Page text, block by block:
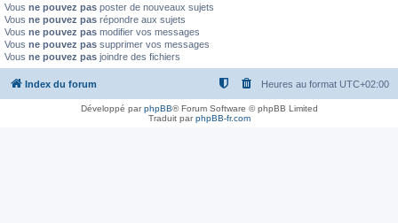
Vous ne pouvez pas poster de nouveaux sujets
Vous ne pouvez pas répondre aux sujets
Vous ne pouvez pas modifier vos messages
Vous ne pouvez pas supprimer vos messages
Vous ne pouvez pas joindre des fichiers
Index du forum Heures au format UTC+02:00
Développé parphpBB® Forum Software © phpBB Limited
Traduit parphpBB-fr.com